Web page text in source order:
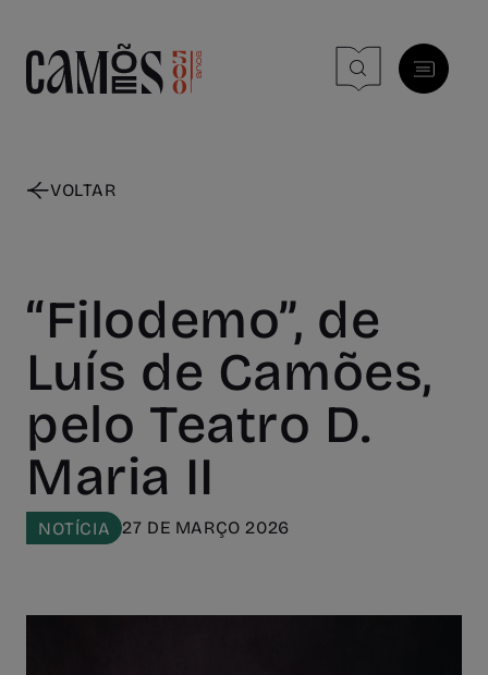
VOLTAR
“Filodemo”, de
Luís de Camões,
pelo Teatro D.
Maria II
NOTÍCIA 27 DE MARÇO 2026